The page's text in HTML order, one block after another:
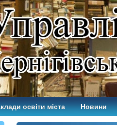
освіти міста Новини